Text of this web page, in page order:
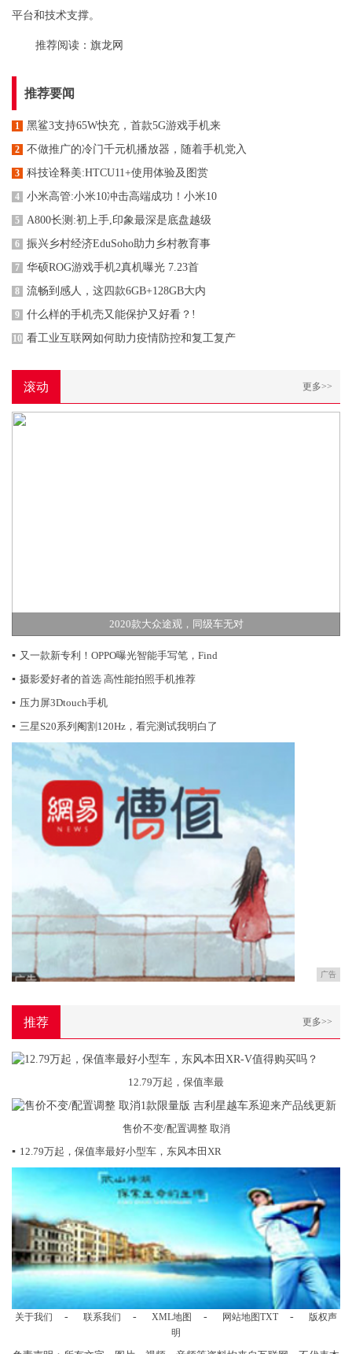
平台和技术支撑。
推荐阅读： 旗龙网
推荐要闻
1 黑鲨3支持65W快充，首款5G游戏手机来
2 不做推广的冷门千元机播放器，随着手机党入
3 科技诠释美:HTCU11+使用体验及图赏
4 小米高管:小米10冲击高端成功！小米10
5 A800长测:初上手,印象最深是底盘越级
6 振兴乡村经济EduSoho助力乡村教育事
7 华硕ROG游戏手机2真机曝光 7.23首
8 流畅到感人，这四款6GB+128GB大内
9 什么样的手机壳又能保护又好看？!
10 看工业互联网如何助力疫情防控和复工复产
滚动 更多>>
2020款大众途观，同级车无对
▪ 又一款新专利！OPPO曝光智能手写笔，Find
▪ 摄影爱好者的首选 高性能拍照手机推荐
▪ 压力屏3Dtouch手机
▪ 三星S20系列阉割120Hz，看完测试我明白了
广告
推荐 更多>>
12.79万起，保值率最
售价不变/配置调整 取消
▪ 12.79万起，保值率最好小型车，东风本田XR
关于我们 - 联系我们 - XML地图 - 网站地图TXT -
版权声
明